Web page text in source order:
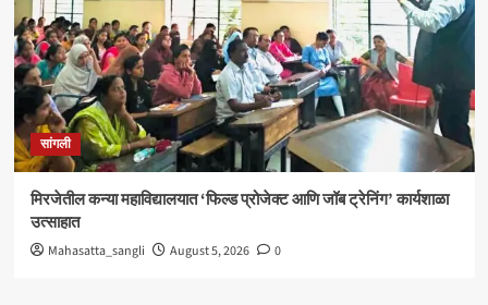
सांगली
मिरजेतील कन्या महाविद्यालयात ‘फिल्ड प्रोजेक्ट आणि जॉब ट्रेनिंग’ कार्यशाळा
उत्साहात
Mahasatta_sangli August 5, 2026 0